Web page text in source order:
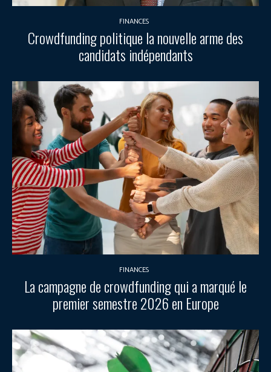
FINANCES
Crowdfunding politique la nouvelle arme des
candidats indépendants
FINANCES
La campagne de crowdfunding qui a marqué le
premier semestre 2026 en Europe